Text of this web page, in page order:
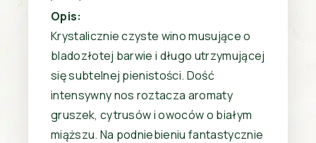
Opis:
Krystalicznie czyste wino musujące o
bladozłotej barwie i długo utrzymującej
się subtelnej pienistości. Dość
intensywny nos roztacza aromaty
gruszek, cytrusów i owoców o białym
miąższu. Na podniebieniu fantastycznie